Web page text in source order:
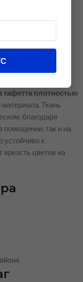
на
а также в качестве
плотностью
материала. Ткань
благодаря
помещении, так и на
устойчиво к
яркость цветов на